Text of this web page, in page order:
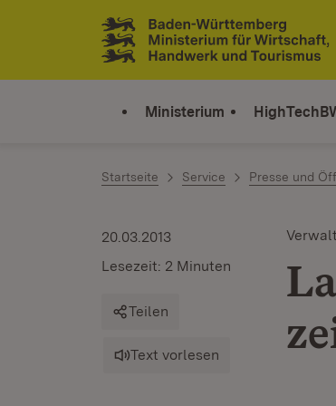
Zum Inhalt springen
Link zur Startseite
Ministerium
Startseite Service Presse und
20.03.2013
Lesezeit: 2 Minuten
Teilen
Text vorlesen